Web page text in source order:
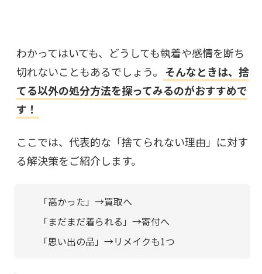
わかってはいても、どうしても執着や感情を断ち
切れないこともあるでしょう。 そんなときは、捨
てる以外の処分方法を探ってみるのがおすすめで
す！
ここでは、代表的な「捨てられない理由」に対す
る解決策をご紹介します。
「高かった」→買取へ
「まだまだ着られる」→寄付へ
「思い出の品」→リメイクも1つ